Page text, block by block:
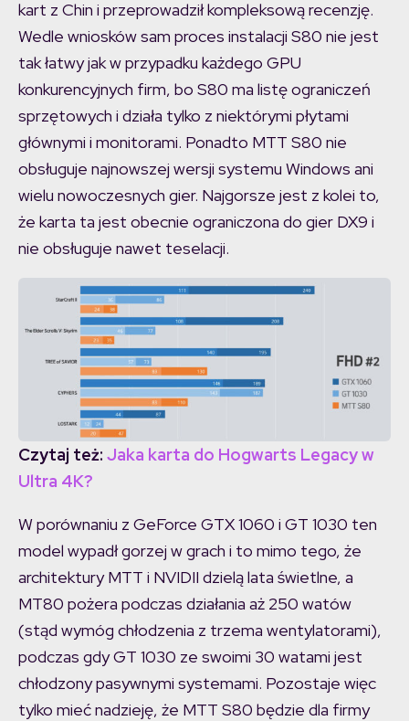
kart z Chin i przeprowadził kompleksową recenzję.
Wedle wniosków sam proces instalacji S80 nie jest
tak łatwy jak w przypadku każdego GPU
konkurencyjnych firm, bo S80 ma listę ograniczeń
sprzętowych i działa tylko z niektórymi płytami
głównymi i monitorami. Ponadto MTT S80 nie
obsługuje najnowszej wersji systemu Windows ani
wielu nowoczesnych gier. Najgorsze jest z kolei to,
że karta ta jest obecnie ograniczona do gier DX9 i
nie obsługuje nawet teselacji.
Czytaj też: Jaka karta do Hogwarts Legacy w
Ultra 4K?
W porównaniu z GeForce GTX 1060 i GT 1030 ten
model wypadł gorzej w grach i to mimo tego, że
architektury MTT i NVIDII dzielą lata świetlne, a
MT80 pożera podczas działania aż 250 watów
(stąd wymóg chłodzenia z trzema wentylatorami),
podczas gdy GT 1030 ze swoimi 30 watami jest
chłodzony pasywnymi systemami. Pozostaje więc
tylko mieć nadzieję, że MTT S80 będzie dla firmy